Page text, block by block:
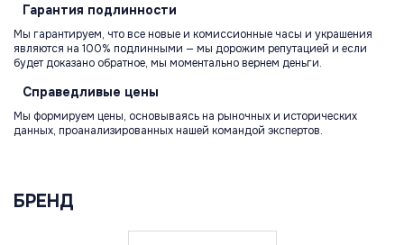
Гарантия подлинности
Мы гарантируем, что все новые и комиссионные часы и украшения
являются на 100% подлинными — мы дорожим репутацией и если
будет доказано обратное, мы моментально вернем деньги.
Справедливые цены
Мы формируем цены, основываясь на рыночных и исторических
данных, проанализированных нашей командой экспертов.
БРЕНД